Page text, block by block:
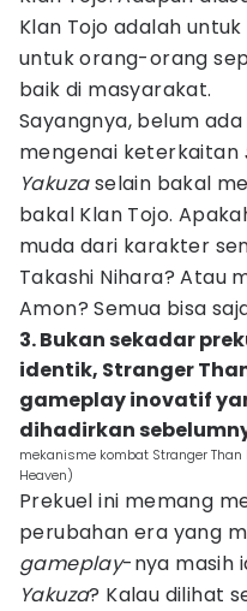
Klan Tojo adalah
untuk orang-orang
baik di masyarakat.
Sayangnya, belum
mengenai keterkaitan
Yakuzaselain bakal
bakal Klan Tojo.
muda dari karakter
Takashi Nihara? Atau
Amon? Semua bisa
3. Bukan sekadar
identik, Stranger
gameplay inovatif
dihadirkan
mekanisme kombat Stranger Than
Heaven)
Prekuel ini memang
perubahan era yang
gameplay-nya masih
Yakuza? Kalau dilihat